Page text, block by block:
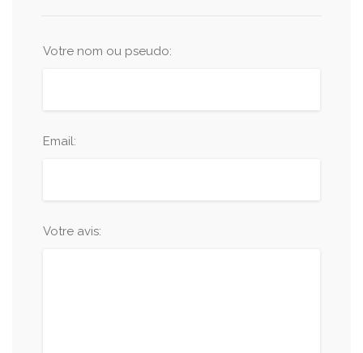
Votre nom ou pseudo:
Email:
Votre avis: